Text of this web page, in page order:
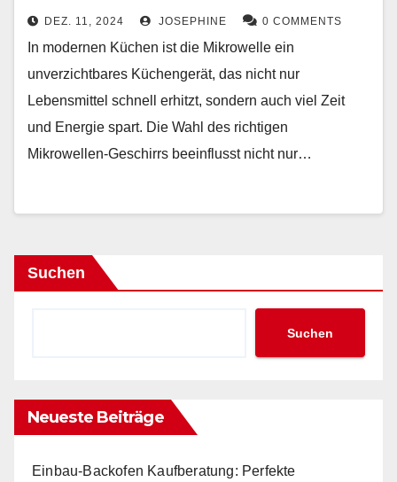
DEZ. 11, 2024 JOSEPHINE 0 COMMENTS
In modernen Küchen ist die Mikrowelle ein
unverzichtbares Küchengerät, das nicht nur
Lebensmittel schnell erhitzt, sondern auch viel Zeit
und Energie spart. Die Wahl des richtigen
Mikrowellen-Geschirrs beeinflusst nicht nur…
Suchen
Suchen
Neueste Beiträge
Einbau-Backofen Kaufberatung: Perfekte